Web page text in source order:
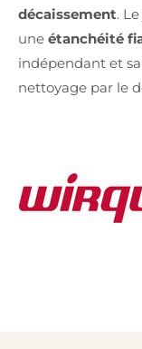
décaissement.
une étanchéité
indépendant et
nettoyage par le